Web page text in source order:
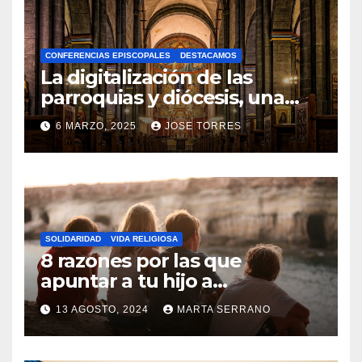
H
A
Y
C
O
M
N
T
A
R
I
O
S
CONFERENCIAS EPISCOPALES DESTACAMOS
La digitalización de las
parroquias y diócesis, una
realidad ya para el futuro de
la Iglesia
6 MARZO, 2025 JOSE TORRES
N
O
H
A
Y
SOLIDARIDAD VIDA RELIGIOSA
8 razones por las que
apuntar a tu hijo a
Catequesis
13 AGOSTO, 2024 MARTA SERRANO
N
O